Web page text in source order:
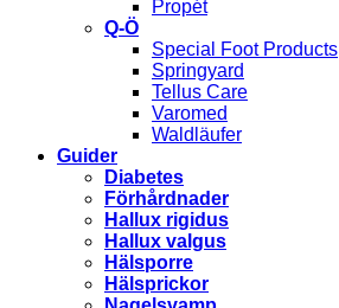
Propét
Q-Ö
Special Foot Products
Springyard
Tellus Care
Varomed
Waldläufer
Guider
Diabetes
Förhårdnader
Hallux rigidus
Hallux valgus
Hälsporre
Hälsprickor